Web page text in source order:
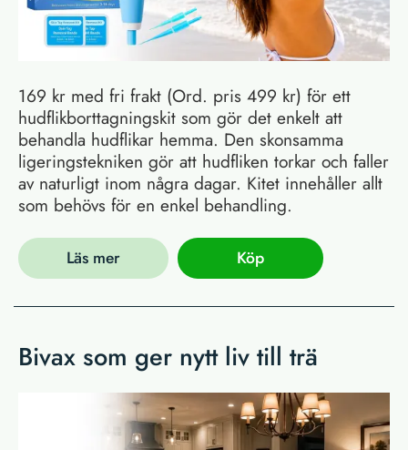
169 kr med fri frakt (Ord. pris 499 kr) för ett
hudflikborttagningskit som gör det enkelt att
behandla hudflikar hemma. Den skonsamma
ligeringstekniken gör att hudfliken torkar och faller
av naturligt inom några dagar. Kitet innehåller allt
som behövs för en enkel behandling.
Läs mer Köp
Bivax som ger nytt liv till trä